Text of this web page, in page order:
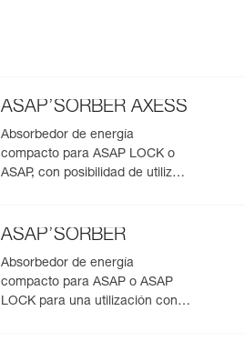
ASAP’SORBER AXESS
Absorbedor de energía
compacto para ASAP LOCK o
ASAP, con posibilidad de utilizar
ASAP’SORBER
Absorbedor de energía
compacto para ASAP o ASAP
LOCK para una utilización con